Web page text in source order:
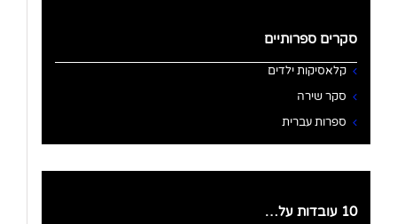
סקרים ספרותיים
קלאסיקות ילדים
סקר שירה
ספרות עברית
10 עובדות על…